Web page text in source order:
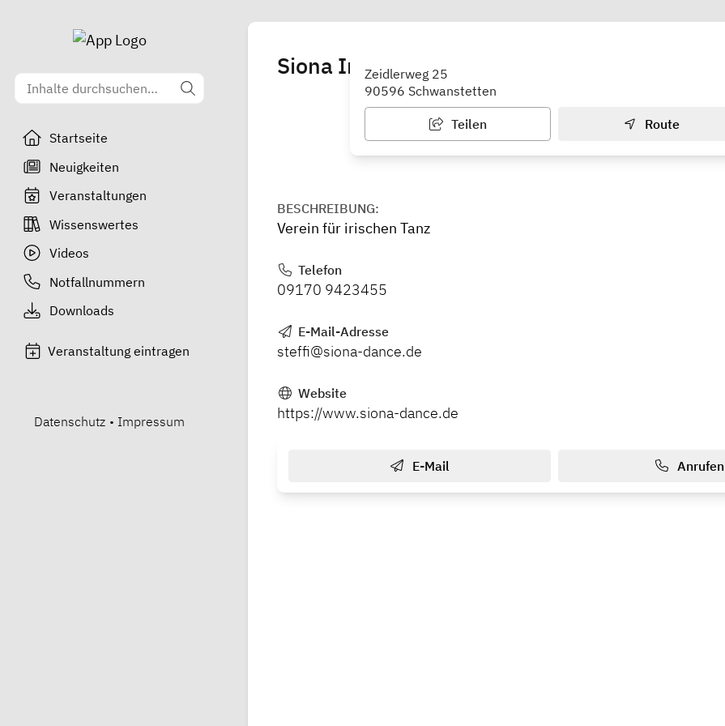
Startseite
Neuigkeiten
Veranstaltungen
Wissenswertes
Videos
Notfallnummern
Downloads
Veranstaltung eintragen
Datenschutz • Impressum
Siona Irish Dance
Zeidlerweg 25
90596 Schwanstetten
Teilen Route
BESCHREIBUNG:
Verein für irischen Tanz
Telefon
09170 9423455
E-Mail-Adresse
steffi@siona-dance.de
Website
https://www.siona-dance.de
E-Mail Anrufen